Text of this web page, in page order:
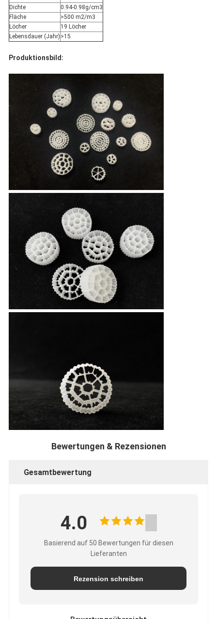
Dichte
0.94-0.98g/cm3
Fläche
>500 m2/m3
Löcher
19 Löcher
Lebensdauer (Jahr) >15
Produktionsbild:
Bewertungen & Rezensionen
Gesamtbewertung
4.0
Basierend auf 50 Bewertungen für diesen
Lieferanten
Rezension schreiben